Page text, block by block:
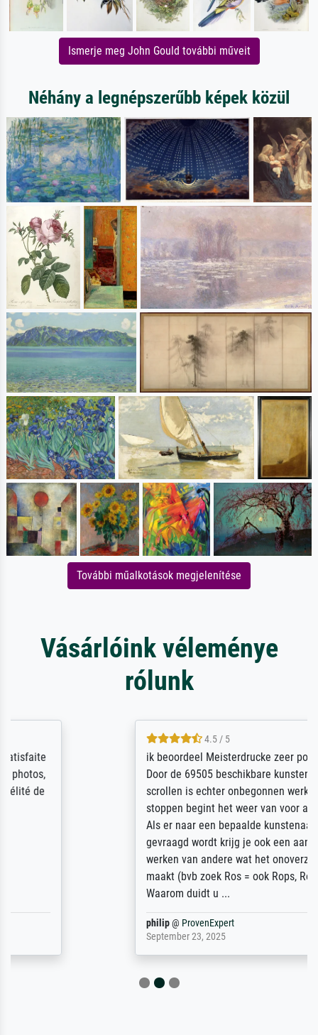
Ismerje meg John Gould további műveit
Néhány a legnépszerűbb képek közül
További műalkotások megjelenítése
Vásárlóink véleménye
rólunk
ik beoordeel Meisterdrucke zeer positief.
Door de 69505 beschikbare kunstenaars
scrollen is echter onbegonnen werk (na
stoppen begint het weer van voor af aan).
Als er naar een bepaalde kunstenaar
gevraagd wordt krijg je ook een aantal
werken van andere wat het onoverzichtelijk
maakt (bvb zoek Ros = ook Rops, Rose etc).
ProvenExpert